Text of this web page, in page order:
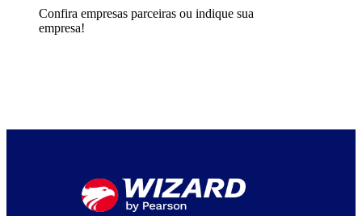
Confira empresas parceiras ou indique sua
empresa!